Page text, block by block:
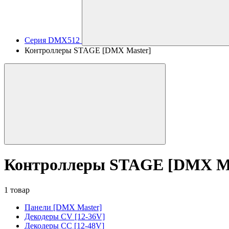
Серия DMX512
Контроллеры STAGE [DMX Master]
Контроллеры STAGE [DMX
1 товар
Панели [DMX Master]
Декодеры CV [12-36V]
Декодеры CC [12-48V]